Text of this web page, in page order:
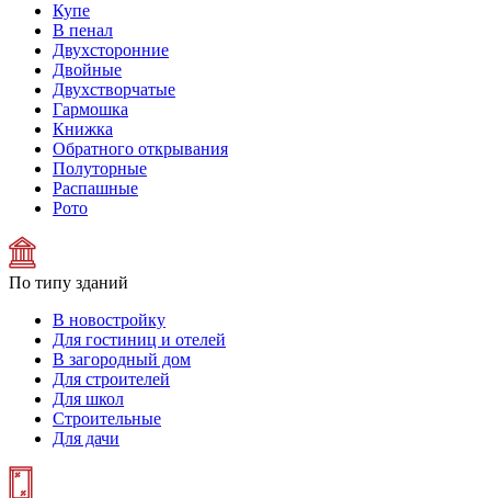
Купе
В пенал
Двухсторонние
Двойные
Двухстворчатые
Гармошка
Книжка
Обратного открывания
Полуторные
Распашные
Рото
По типу зданий
В новостройку
Для гостиниц и отелей
В загородный дом
Для строителей
Для школ
Строительные
Для дачи